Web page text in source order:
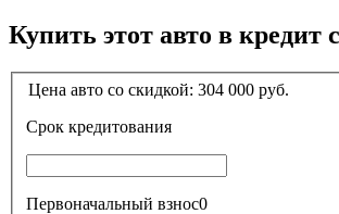
Купить этот авто в кредит
Цена авто со скидкой: 304 000 руб.
Срок кредитования
Первоначальный взнос0